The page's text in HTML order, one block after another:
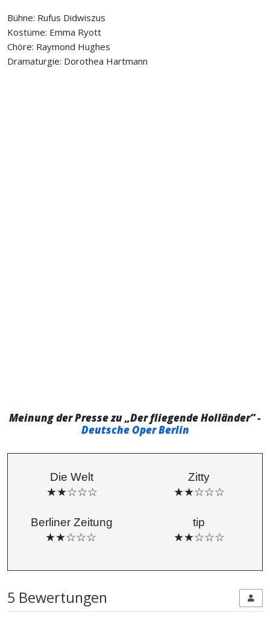
Bühne: Rufus Didwiszus
Kostüme: Emma Ryott
Chöre: Raymond Hughes
Dramaturgie: Dorothea Hartmann
Meinung der Presse zu „Der fliegende Holländer“ -
Deutsche Oper Berlin
Die Welt
★★☆☆☆
Berliner Zeitung
★★☆☆☆
Zitty
★★☆☆☆
tip
★★☆☆☆
5 Bewertungen